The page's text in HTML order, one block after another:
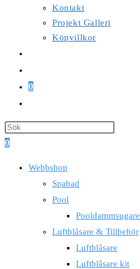
Kontakt
Projekt Galleri
Köpvillkor
0
på/av
webbplatssökning
0
Webbshop
Spabad
Pool
Pooldammsugare
Luftblåsare & Tillbehör
Luftblåsare
Luftblåsare kit